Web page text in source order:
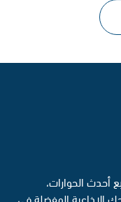
أحدث الحوارات،
الإذاعية المفضلة في